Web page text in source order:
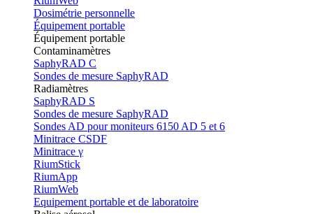
Dosimétrie personnelle
Équipement portable
Équipement portable
Contaminamètres
SaphyRAD C
Sondes de mesure SaphyRAD
Radiamètres
SaphyRAD S
Sondes de mesure SaphyRAD
Sondes AD pour moniteurs 6150 AD 5 et 6
Minitrace CSDF
Minitrace γ
RiumStick
RiumApp
RiumWeb
Equipement portable et de laboratoire